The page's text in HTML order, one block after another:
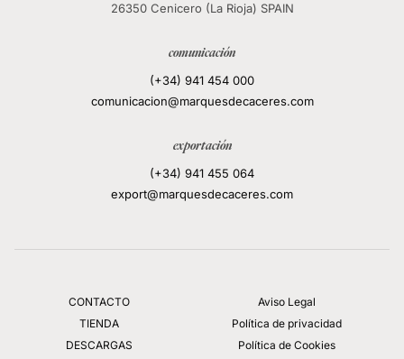
26350 Cenicero (La Rioja) SPAIN
comunicación
(+34) 941 454 000
comunicacion@marquesdecaceres.com
exportación
(+34) 941 455 064
export@marquesdecaceres.com
CONTACTO
TIENDA
DESCARGAS
Aviso Legal
Política de privacidad
Política de Cookies